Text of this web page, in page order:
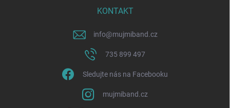
KONTAKT
info@mujmiband.cz
735 899 497
Sledujte nás na Facebooku
mujmiband.cz